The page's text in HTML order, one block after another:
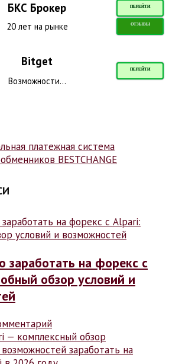
БКС Брокер ПЕРЕЙТИ
20 лет на рынке ОТЗЫВЫ
Bitget
ПЕРЕЙТИ
Возможности...
заработать на форекс с
обзор условий и